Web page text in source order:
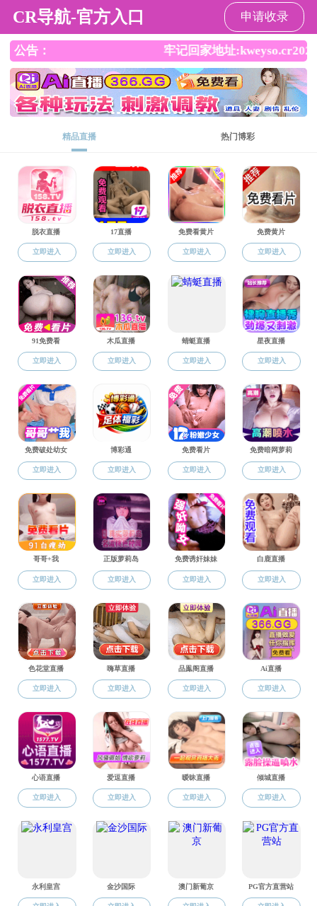
成人抖音
成人抖音 成人抖音概
成人抖音 生活
工会活动
学生活动
成人抖音>成人抖音
月23日下午
参与了此次阅读交
第一部分，
在全球各地的人
趣，都能尊重和